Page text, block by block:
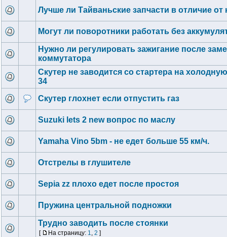
Лучше ли Тайваньские запчасти в отличие от
Могут ли поворотники работать без
Нужно ли регулировать зажигание после
коммутатора
Скутер не заводится со стартера на
34
Скутер глохнет если отпустить газ
Suzuki lets 2 new вопрос по маслу
Yamaha Vino 5bm - не едет больше 55 км/ч.
Отстрелы в глушителе
Sepia zz плохо едет после простоя
Пружина центральной подножки
Трудно заводить после стоянки
[ На страницу: 1, 2 ]